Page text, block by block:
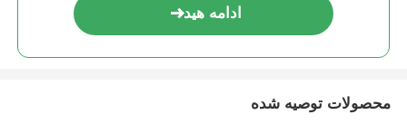
ادامه هید
محصولات توصیه شده